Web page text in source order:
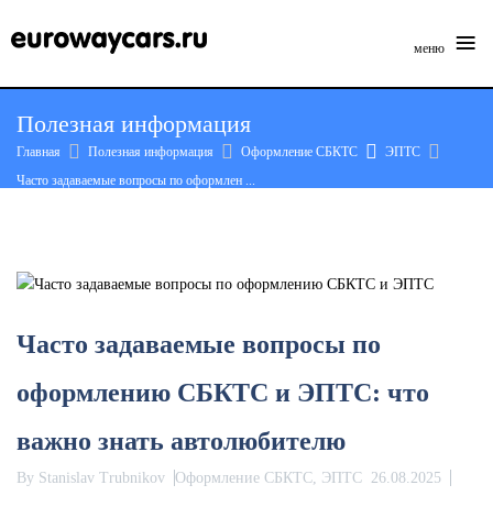
меню ≡
content
Полезная информация
Главная Полезная информация Оформление СБКТС
ЭПТС
Часто задаваемые вопросы по оформлен ...
Часто задаваемые вопросы по
оформлению СБКТС и ЭПТС: что
важно знать автолюбителю
By Stanislav Trubnikov Оформление СБКТС, ЭПТС 26.08.2025